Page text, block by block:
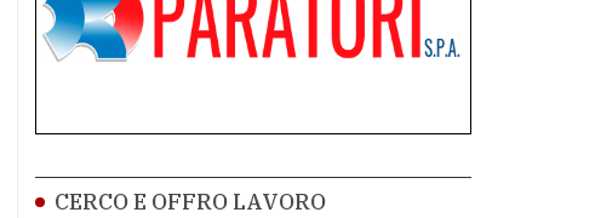
CERCO E OFFRO LAVORO